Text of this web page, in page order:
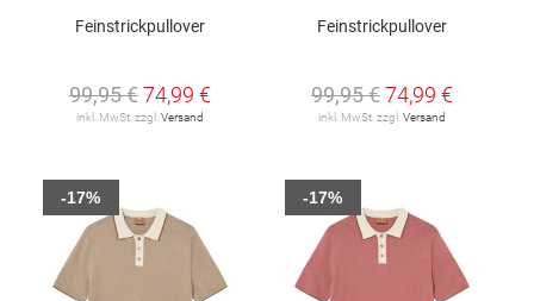
Feinstrickpullover
99,95 €74,99 €
inkl. MwSt. zzgl. Versand
Feinstrickpullover
99,95 €74,99 €
inkl. MwSt. zzgl. Versand
-17% -17%